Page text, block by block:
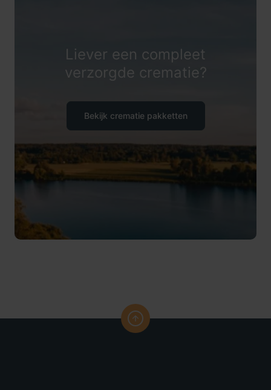
Liever een compleet
verzorgde crematie?
Bekijk crematie pakketten